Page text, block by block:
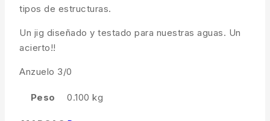
tipos de estructuras.
Un jig diseñado y testado para nuestras aguas. Un
acierto!!
Anzuelo 3/0
Peso 0.100 kg